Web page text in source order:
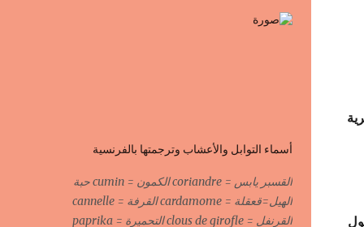
أسماء التوابل والأعشاب وترجمتها بالفرنسية
القسبر يابس = coriandre الكمون = cumin حبة
الهيل=قعقلة = cardamome القرفة = cannelle
القرنفل = clous de girofle التحميرة = paprika